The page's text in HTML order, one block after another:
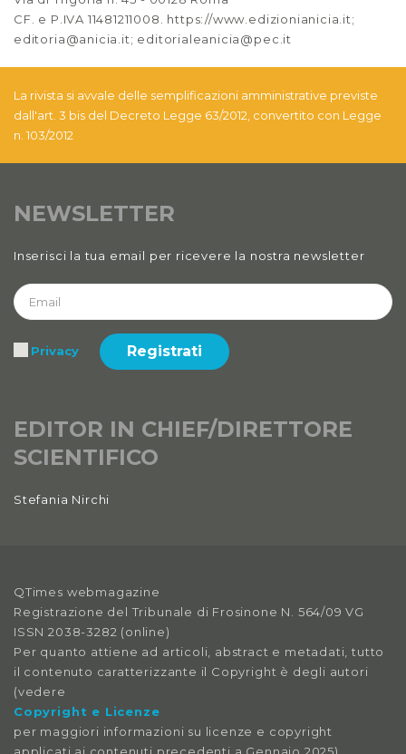
CF. e P.IVA 11481211008. https://www.edizionianicia.it;
editoria@anicia.it; editorialeanicia@pec.it
La rivista si avvale delle semplificazioni amministrative previste
dall'art. 3 bis del Decreto Legge 63/2012, convertito con Legge
n. 103/2012
NEWSLETTER
Inserisci la tua email per ricevere la nostra newsletter
Privacy Registrati
EDITOR IN CHIEF/DIRETTORE
SCIENTIFICO
Stefania Nirchi
QTimes webmagazine
Registrazione del Tribunale di Frosinone N. 564/09 VG
ISSN 2038-3282 (online)
Per quanto attiene ad articoli, abstract e metadati, tutto
il contenuto caratterizzante il Copyright è degli autori
(vedere
Copyright e Licenze
per maggiori informazioni su licenze e copyright